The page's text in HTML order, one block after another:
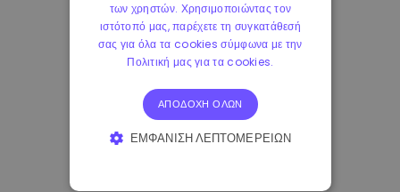
των χρηστών. Χρησιμοποιώντας τον
ιστότοπό μας, παρέχετε τη συγκατάθεσή
σας για όλα τα cookies σύμφωνα με την
Πολιτική μας για τα cookies.
ΑΠΟΔΟΧΉ ΌΛΩΝ
ΕΜΦΆΝΙΣΗ ΛΕΠΤΟΜΕΡΕΙΏΝ